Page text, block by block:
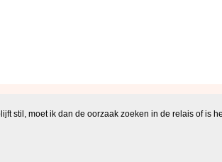
stil, moet ik dan de oorzaak zoeken in de relais of is